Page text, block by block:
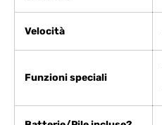
Velocità
Funzioni speciali